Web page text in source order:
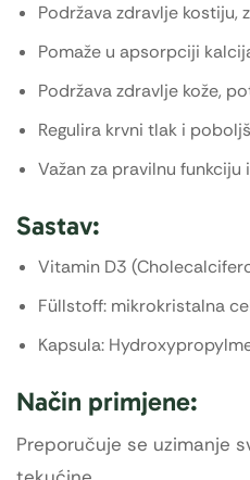
Podržava zdravlje kostiju,
Pomaže u apsorpciji
Podržava zdravlje kože,
Regulira krvni tlak i
Važan za pravilnu
Sastav:
Vitamin D3
Füllstoff: mikrokristalna
Kapsula:
Način primjene:
Preporučuje se uzimanje